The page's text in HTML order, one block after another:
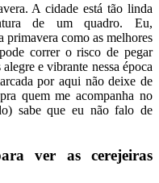
A cidade está tão linda
de um quadro. Eu,
primavera como as melhores
correr o risco de pegar
e vibrante nessa época
por aqui não deixe de
quem me acompanha no
sabe que eu não falo de
ver as cerejeiras